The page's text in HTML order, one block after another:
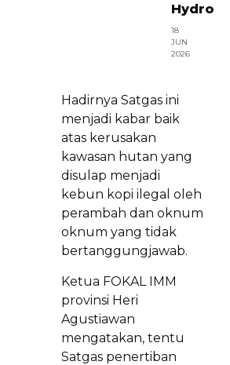
Hydro
18
JUN
2026
Hadirnya Satgas ini
menjadi kabar baik
atas kerusakan
kawasan hutan yang
disulap menjadi
kebun kopi ilegal oleh
perambah dan oknum
oknum yang tidak
bertanggungjawab.
Ketua FOKAL IMM
provinsi Heri
Agustiawan
mengatakan, tentu
Satgas penertiban